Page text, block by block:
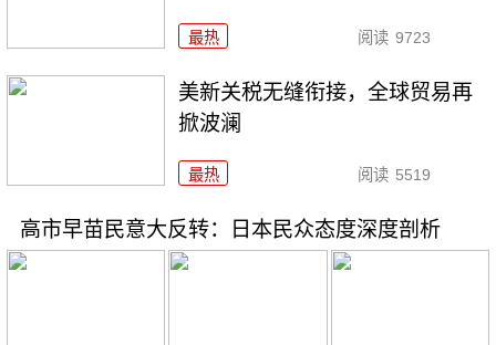
最热 阅读 9723
美新关税无缝衔接，全球贸易再
掀波澜
最热 阅读 5519
高市早苗民意大反转：日本民众态度深度剖析